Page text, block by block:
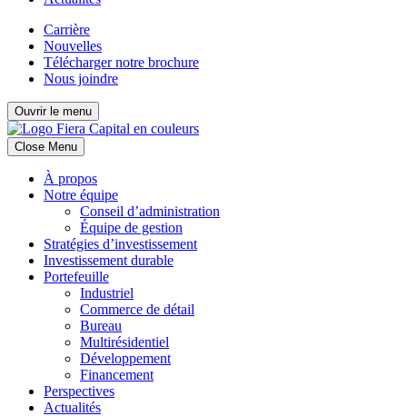
Carrière
Nouvelles
Télécharger notre brochure
Nous joindre
Ouvrir le menu
Close Menu
À propos
Notre équipe
Conseil d’administration
Équipe de gestion
Stratégies d’investissement
Investissement durable
Portefeuille
Industriel
Commerce de détail
Bureau
Multirésidentiel
Développement
Financement
Perspectives
Actualités